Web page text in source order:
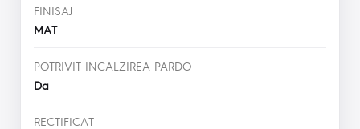
FINISAJ
MAT
POTRIVIT INCALZIREA PARDO
Da
RECTIFICAT